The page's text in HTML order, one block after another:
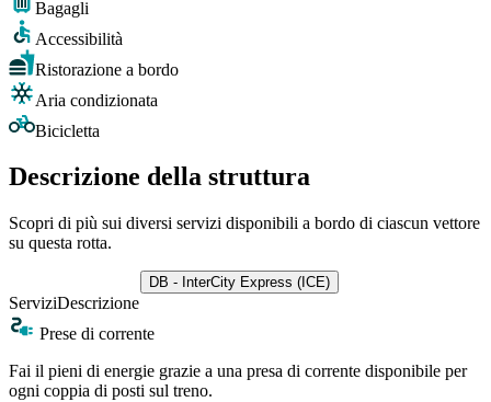
Bagagli
Accessibilità
Ristorazione a bordo
Aria condizionata
Bicicletta
Descrizione della struttura
Scopri di più sui diversi servizi disponibili a bordo di ciascun vettore
su questa rotta.
DB - InterCity Express (ICE)
ServiziDescrizione
Prese di corrente
Fai il pieni di energie grazie a una presa di corrente disponibile per
ogni coppia di posti sul treno.